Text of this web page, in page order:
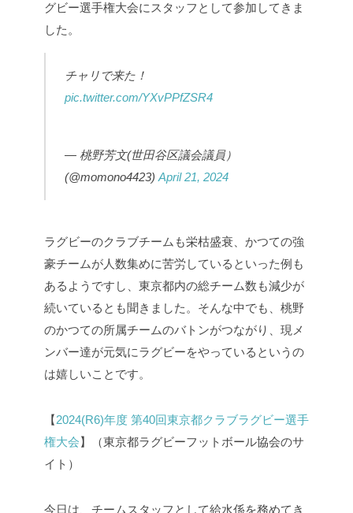
グビー選手権大会にスタッフとして参加してきま
した。
チャリで来た！
pic.twitter.com/YXvPPfZSR4
— 桃野芳文(世田谷区議会議員）
(@momono4423)April 21, 2024
ラグビーのクラブチームも栄枯盛衰、かつての強
豪チームが人数集めに苦労しているといった例も
あるようですし、東京都内の総チーム数も減少が
続いているとも聞きました。そんな中でも、桃野
のかつての所属チームのバトンがつながり、現メ
ンバー達が元気にラグビーをやっているというの
は嬉しいことです。
【2024(R6)年度 第40回東京都クラブラグビー選手
権大会】（東京都ラグビーフットボール協会のサ
イト）
今日は、チームスタッフとして給水係を務めてき